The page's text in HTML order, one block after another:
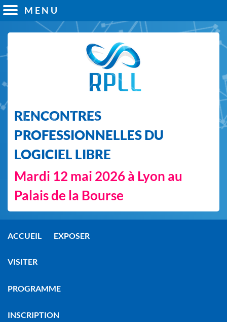
MENU
RENCONTRES
PROFESSIONNELLES DU
LOGICIEL LIBRE
Mardi 12 mai 2026 à Lyon au
Palais de la Bourse
ACCUEIL EXPOSER
VISITER
PROGRAMME
INSCRIPTION